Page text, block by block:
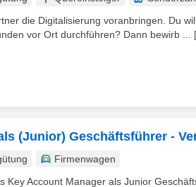
die Digitalisierung voranbringen. Du
vor Ort durchführen? Dann bewirb ...
[
(Junior) Geschäftsführer -
Firmenwagen
Key Account Manager als Junior